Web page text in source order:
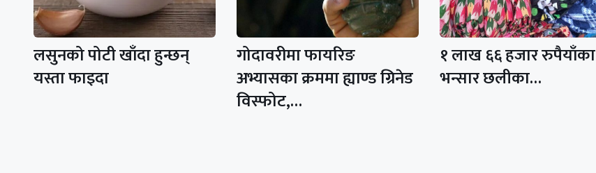
लसुनको पोटी खाँदा हुन्छन्
यस्ता फाइदा
गोदावरीमा फायरिङ
अभ्यासका क्रममा ह्याण्ड ग्रिनेड
विस्फोट,…
१ लाख ६६ हजार रुपैयाँका
भन्सार छलीका…